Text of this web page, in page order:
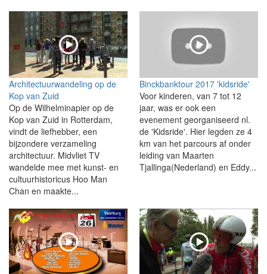
Architectuurwandeling op de
Kop van Zuid
Op de Wilhelminapier op de
Kop van Zuid in Rotterdam,
vindt de liefhebber, een
bijzondere verzameling
architectuur. Midvliet TV
wandelde mee met kunst- en
cultuurhistoricus Hoo Man
Chan en maakte...
Binckbanktour 2017 'kidsride'
Voor kinderen, van 7 tot 12
jaar, was er ook een
evenement georganiseerd nl.
de 'Kidsride'. Hier legden ze 4
km van het parcours af onder
leiding van Maarten
Tjallinga(Nederland) en Eddy...